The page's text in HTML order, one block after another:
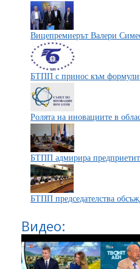
Вицепремиерът Валери
БТПП с принос към
Ролята на иновациите в
БТПП адмирира
БТПП председателства
Видео: